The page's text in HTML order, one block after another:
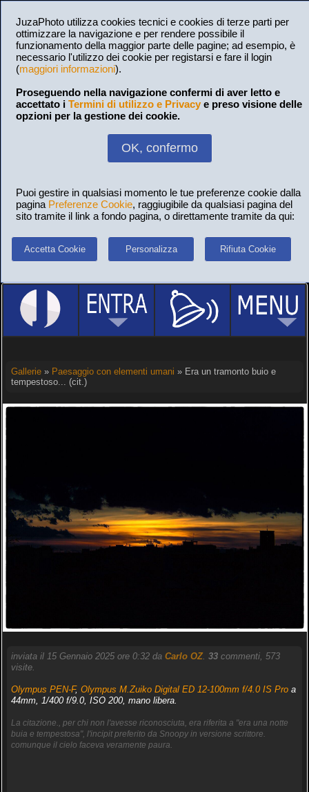
JuzaPhoto utilizza cookies tecnici e cookies di terze parti per
ottimizzare la navigazione e per rendere possibile il
funzionamento della maggior parte delle pagine; ad esempio, è
necessario l'utilizzo dei cookie per registarsi e fare il login
(maggiori informazioni).
Proseguendo nella navigazione confermi di aver letto e
accettato i Termini di utilizzo e Privacy e preso visione delle
opzioni per la gestione dei cookie.
OK, confermo
Puoi gestire in qualsiasi momento le tue preferenze cookie dalla
pagina Preferenze Cookie, raggiugibile da qualsiasi pagina del
sito tramite il link a fondo pagina, o direttamente tramite da qui:
Accetta Cookie Personalizza Rifiuta Cookie
Gallerie» Paesaggio con elementi umani » Era un tramonto buio e
tempestoso... (cit.)
inviata il 15 Gennaio 2025 ore 0:32 da Carlo OZ. 33commenti, 573
visite.
Olympus PEN-F, Olympus M.Zuiko Digital ED 12-100mm f/4.0 IS Proa
44mm, 1/400 f/9.0, ISO 200, mano libera.
La citazione., per chi non l'avesse riconosciuta, era riferita a "era una notte
buia e tempestosa", l'incipit preferito da Snoopy in versione scrittore.
comunque il cielo faceva veramente paura.